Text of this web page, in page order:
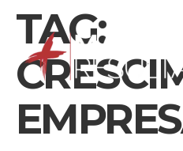
TAG: